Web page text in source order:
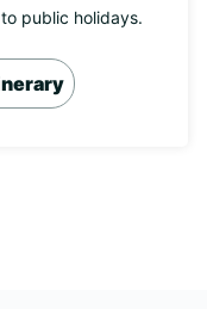
public holidays.